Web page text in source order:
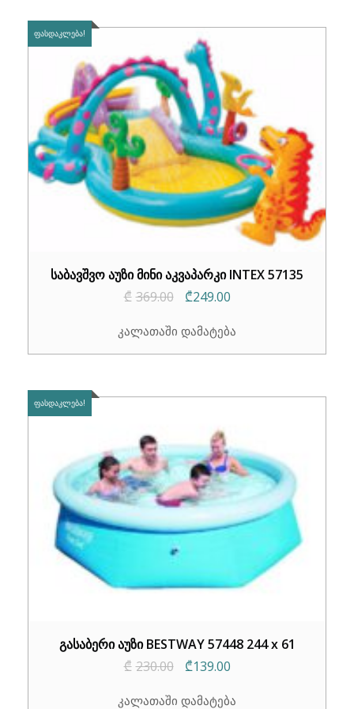
ᲤᲐᲡᲓᲐᲙᲚᲔᲑᲐ!
საბავშვო აუზი მინი აკვაპარკი INTEX 57135
₾ 369.00
Original
was:
₾249.00Current
is:
კალათაში დამატება
ᲤᲐᲡᲓᲐᲙᲚᲔᲑᲐ!
გასაბერი აუზი BESTWAY 57448 244 x 61
₾ 230.00
Original
₾139.00Current
კალათაში დამატება